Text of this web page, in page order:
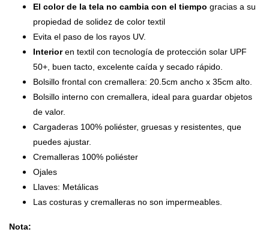
El color de la tela no cambia con el tiempo gracias a su
propiedad de solidez de color textil
Evita el paso de los rayos UV.
Interioren textil con tecnología de protección solar UPF
50+, buen tacto, excelente caída y secado rápido.
Bolsillo frontal con cremallera: 20.5cm ancho x 35cm alto.
Bolsillo interno con cremallera, ideal para guardar objetos
de valor.
Cargaderas 100% poliéster, gruesas y resistentes, que
puedes ajustar.
Cremalleras 100% poliéster
Ojales
Llaves: Metálicas
Las costuras y cremalleras no son impermeables.
Nota: